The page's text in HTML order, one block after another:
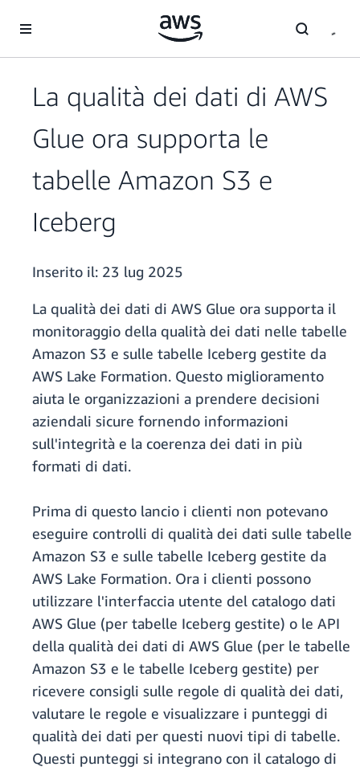
La qualità dei dati di AWS
Glue ora supporta le
tabelle Amazon S3 e
Iceberg
Inserito il: 23 lug 2025
La qualità dei dati di AWS Glue ora supporta il
monitoraggio della qualità dei dati nelle tabelle
Amazon S3 e sulle tabelle Iceberg gestite da
AWS Lake Formation. Questo miglioramento
aiuta le organizzazioni a prendere decisioni
aziendali sicure fornendo informazioni
sull'integrità e la coerenza dei dati in più
formati di dati.
Prima di questo lancio i clienti non potevano
eseguire controlli di qualità dei dati sulle tabelle
Amazon S3 e sulle tabelle Iceberg gestite da
AWS Lake Formation. Ora i clienti possono
utilizzare l'interfaccia utente del catalogo dati
AWS Glue (per tabelle Iceberg gestite) o le API
della qualità dei dati di AWS Glue (per le tabelle
Amazon S3 e le tabelle Iceberg gestite) per
ricevere consigli sulle regole di qualità dei dati,
valutare le regole e visualizzare i punteggi di
qualità dei dati per questi nuovi tipi di tabelle.
Questi punteggi si integrano con il catalogo di